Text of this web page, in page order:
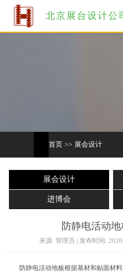
北京展台设计公
首页 >> 展会设计
展会设计
进博会
防静电活动
来源: 管理员 | 发布时间:
防静电活动地板根据基材和贴面材料